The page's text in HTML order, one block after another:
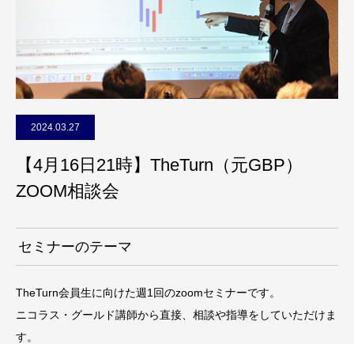
2024.03.27
【4月16日21時】TheTurn（元GBP）
ZOOM相談会
セミナーのテーマ
TheTurn会員生に向けた週1回のzoomセミナーです。
ニコラス・グールド講師から直接、相談や指導をしていただけま
す。